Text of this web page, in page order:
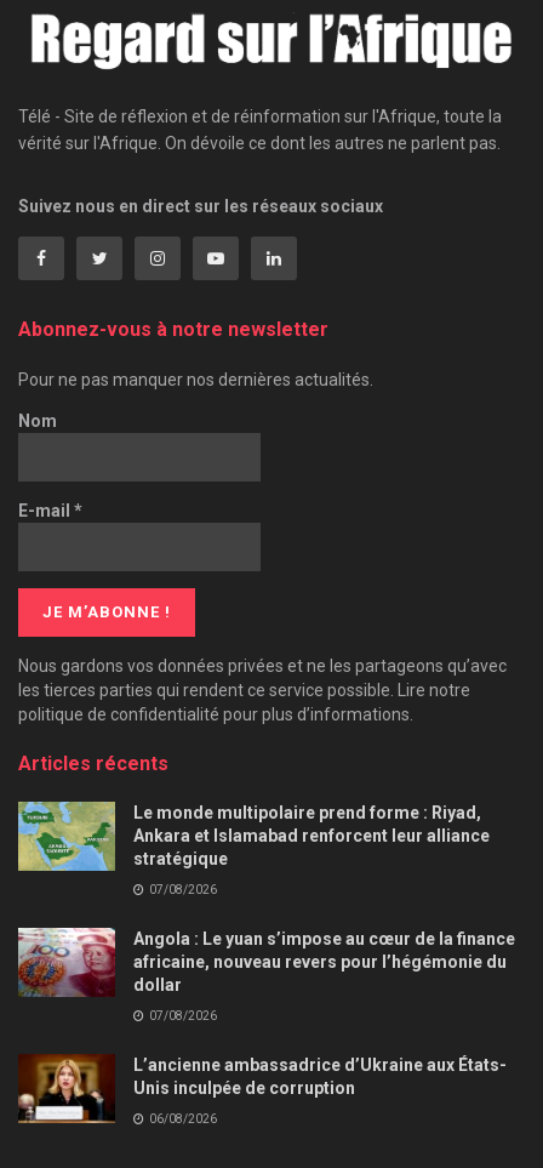
Télé - Site de réflexion et de réinformation sur l'Afrique, toute la
vérité sur l'Afrique. On dévoile ce dont les autres ne parlent pas.
Suivez nous en direct sur les réseaux sociaux
Abonnez-vous à notre newsletter
Pour ne pas manquer nos dernières actualités.
Nom
E-mail *
Nous gardons vos données privées et ne les partageons qu’avec
les tierces parties qui rendent ce service possible. Lire notre
politique de confidentialité pour plus d’informations.
Articles récents
Le monde multipolaire prend forme : Riyad,
Ankara et Islamabad renforcent leur alliance
stratégique
07/08/2026
Angola : Le yuan s’impose au cœur de la finance
africaine, nouveau revers pour l’hégémonie du
dollar
07/08/2026
L’ancienne ambassadrice d’Ukraine aux États-
Unis inculpée de corruption
06/08/2026